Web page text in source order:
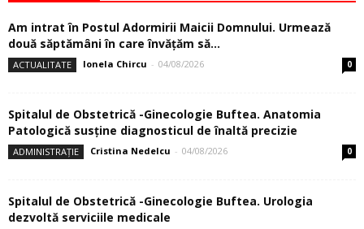
Am intrat în Postul Adormirii Maicii Domnului. Urmează
două săptămâni în care învăţăm să...
ACTUALITATE Ionela Chircu - 04/08/2026 0
Spitalul de Obstetrică -Ginecologie Buftea. Anatomia
Patologică susţine diagnosticul de înaltă precizie
ADMINISTRAȚIE Cristina Nedelcu - 04/08/2026 0
Spitalul de Obstetrică -Ginecologie Buftea. Urologia
dezvoltă serviciile medicale